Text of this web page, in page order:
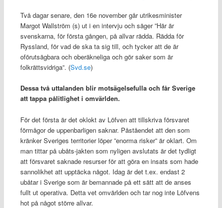
Två dagar senare, den 16e november går utrikesminister
Margot Wallström (s) ut i en intervju och säger ”Här är
svenskarna, för första gången, på allvar rädda. Rädda för
Ryssland, för vad de ska ta sig till, och tycker att de är
oförutsägbara och oberäkneliga och gör saker som är
folkrättsvidriga”. (Svd.se)
Dessa två uttalanden blir motsägelsefulla och får Sverige
att tappa pålitlighet i omvärlden.
För det första är det oklokt av Löfven att tillskriva försvaret
förmågor de uppenbarligen saknar. Påståendet att den som
kränker Sveriges territorier löper ”enorma risker” är oklart. Om
man tittar på ubåts-jakten som nyligen avslutats är det tydligt
att försvaret saknade resurser för att göra en insats som hade
sannolikhet att upptäcka något. Idag är det t.ex. endast 2
ubåtar i Sverige som är bemannade på ett sätt att de anses
fullt ut operativa. Detta vet omvärlden och tar nog inte Löfvens
hot på något större allvar.